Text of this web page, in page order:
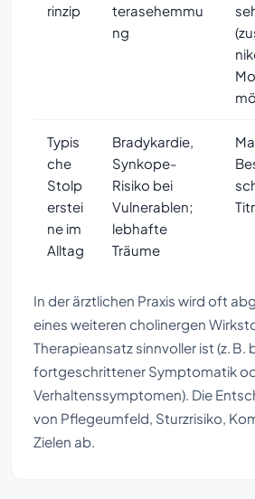
rinzip
terasehemmu
ng
Typis
che
Stolp
erstei
ne im
Alltag
Bradykardie,
Synkope-
Risiko bei
Vulnerablen;
lebhafte
Träume
In der ärztlichen Praxis wird oft
eines weiteren cholinergen
Therapieansatz sinnvoller ist (z. B.
fortgeschrittener Symptomatik
Verhaltenssymptomen). Die
von Pflegeumfeld, Sturzrisiko,
Zielen ab.